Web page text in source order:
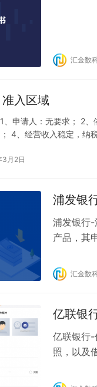
汇金数
入区域
申请人：无要求； 2
4、经营收入稳定，纳
月2日
浦发银
浦发银行-
产品，其
一、浦望
款 二、
汇金数
亿联银
亿联银行-
照，以及
款流程 1